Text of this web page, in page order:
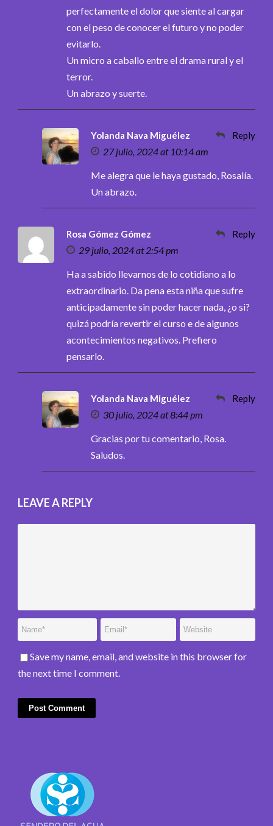
perfectamente el dolor que siente al cargar
con el peso de conocer el futuro y no poder
evitarlo.
Un micro a caballo entre el drama rural y el
terror.
Un abrazo y suerte.
Yolanda Nava Miguélez
27 julio, 2024 at 10:14 am
Reply
Me alegra que le haya gustado, Rosalía.
Un abrazo.
Rosa Gómez Gómez
29 julio, 2024 at 2:54 pm
Reply
Ha a sabido llevarnos de lo cotidiano a lo
extraordinario. Da pena esta niña que sufre
anticipadamente sin poder hacer nada, ¿o si?
quizá podría revertir el curso e de algunos
acontecimientos negativos. Prefiero
pensarlo.
Yolanda Nava Miguélez
30 julio, 2024 at 8:44 pm
Reply
Gracias por tu comentario, Rosa.
Saludos.
LEAVE A REPLY
Save my name, email, and website in this browser for
the next time I comment.